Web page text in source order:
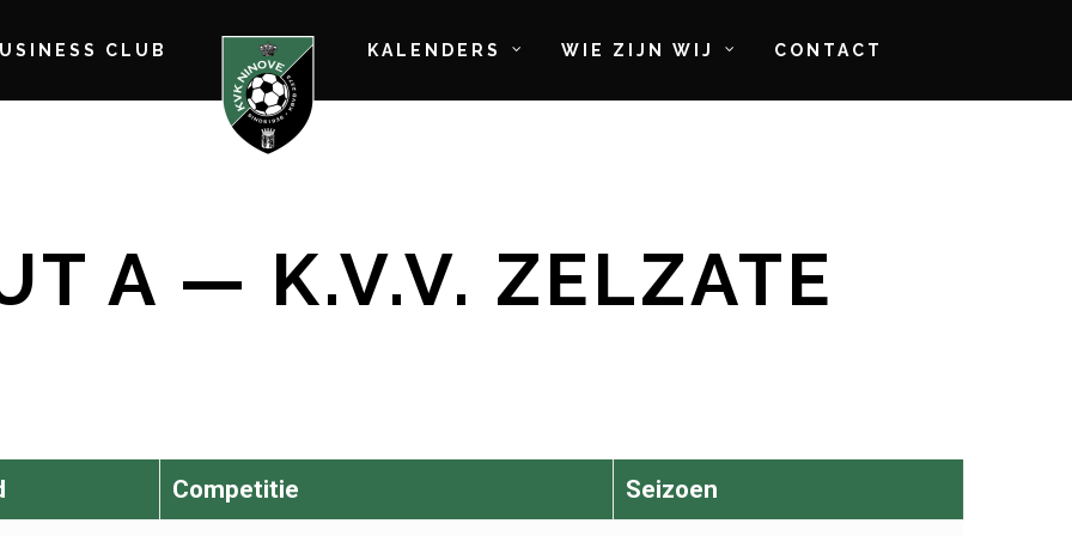
CLUB KALENDERS WIE ZIJN WIJ CONTACT
A — K.V.V. ZELZATE
Competitie Seizoen